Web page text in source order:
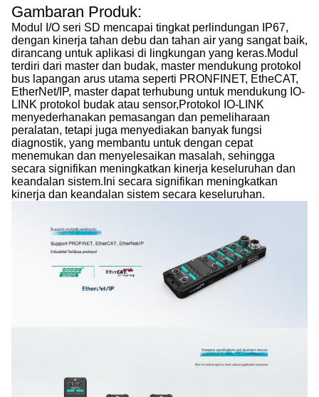
Gambaran Produk:
Modul I/O seri SD mencapai tingkat perlindungan IP67,
dengan kinerja tahan debu dan tahan air yang sangat baik,
dirancang untuk aplikasi di lingkungan yang keras.Modul
terdiri dari master dan budak, master mendukung protokol
bus lapangan arus utama seperti PRONFINET, EtheCAT,
EtherNet/IP, master dapat terhubung untuk mendukung IO-
LINK protokol budak atau sensor,Protokol IO-LINK
menyederhanakan pemasangan dan pemeliharaan
peralatan, tetapi juga menyediakan banyak fungsi
diagnostik, yang membantu untuk dengan cepat
menemukan dan menyelesaikan masalah, sehingga
secara signifikan meningkatkan kinerja keseluruhan dan
keandalan sistem.Ini secara signifikan meningkatkan
kinerja dan keandalan sistem secara keseluruhan.